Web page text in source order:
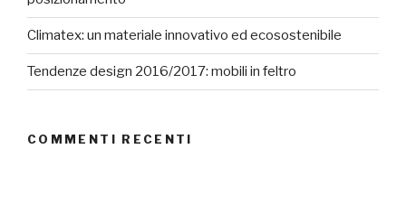
Climatex: un materiale innovativo ed ecosostenibile
Tendenze design 2016/2017: mobili in feltro
COMMENTI RECENTI